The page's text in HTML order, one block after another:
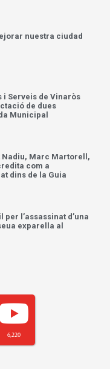
nuestra ciudad
i Serveis de Vinaròs
de dues
Municipal
Nadiu, Marc Martorell,
com a
dins de la Guia
per l’assassinat d’una
exparella al
6,220